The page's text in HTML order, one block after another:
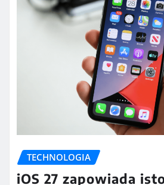
TECHNOLOGIA
iOS 27 zapowiada